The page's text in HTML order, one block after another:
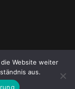
Website weiter
aus.